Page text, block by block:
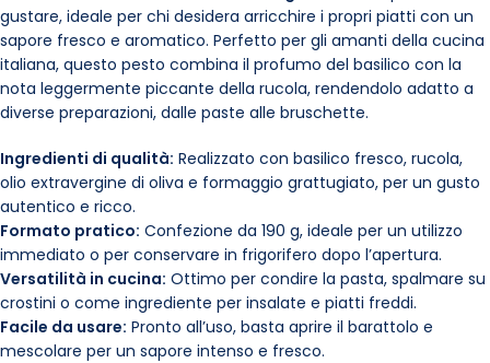
gustare, ideale per chi desidera arricchire i propri piatti con un
sapore fresco e aromatico. Perfetto per gli amanti della cucina
italiana, questo pesto combina il profumo del basilico con la
nota leggermente piccante della rucola, rendendolo adatto a
diverse preparazioni, dalle paste alle bruschette.
Ingredienti di qualità: Realizzato con basilico fresco, rucola,
olio extravergine di oliva e formaggio grattugiato, per un gusto
autentico e ricco.
Formato pratico: Confezione da 190 g, ideale per un utilizzo
immediato o per conservare in frigorifero dopo l’apertura.
Versatilità in cucina: Ottimo per condire la pasta, spalmare su
crostini o come ingrediente per insalate e piatti freddi.
Facile da usare: Pronto all’uso, basta aprire il barattolo e
mescolare per un sapore intenso e fresco.